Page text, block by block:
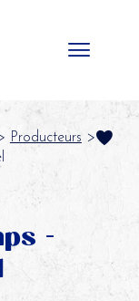
Producteurs >
-